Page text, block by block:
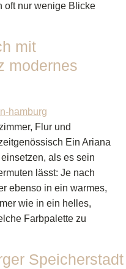
oft nur wenige Blicke
mit
modernes
Flur und
Ein Ariana
als es sein
lässt: Je nach
ebenso in ein warmes,
wie in ein helles,
Farbpalette zu
Speicherstadt